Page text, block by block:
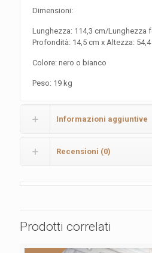
Dimensioni:
Lunghezza: 114,3 cm/Lunghezza
Profondità: 14,5 cm x Altezza: 54,4
Colore: nero o bianco
Peso: 19 kg
Informazioni aggiuntive
Recensioni (0)
Prodotti correlati